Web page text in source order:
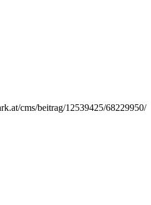
cms/beitrag/12539425/68229950/